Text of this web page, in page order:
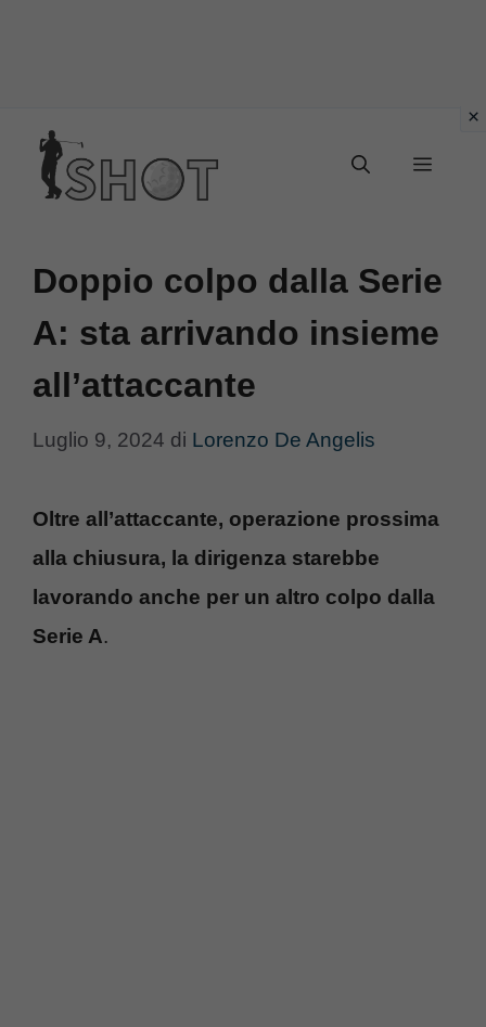
contenuto
Menu
Doppio colpo dalla Serie
A: sta arrivando insieme
all’attaccante
Luglio 9, 2024 di Lorenzo De Angelis
Oltre all’attaccante, operazione prossima
alla chiusura, la dirigenza starebbe
lavorando anche per un altro colpo dalla
Serie A.